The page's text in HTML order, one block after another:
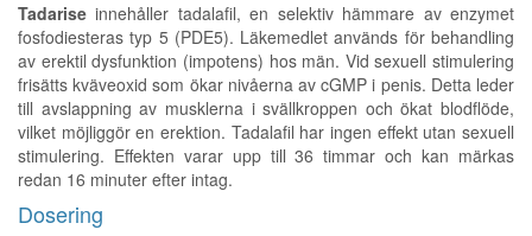
Tadarise innehåller tadalafil, en selektiv hämmare av enzymet
fosfodiesteras typ 5 (PDE5). Läkemedlet används för behandling
av erektil dysfunktion (impotens) hos män. Vid sexuell stimulering
frisätts kväveoxid som ökar nivåerna av cGMP i penis. Detta leder
till avslappning av musklerna i svällkroppen och ökat blodflöde,
vilket möjliggör en erektion. Tadalafil har ingen effekt utan sexuell
stimulering. Effekten varar upp till 36 timmar och kan märkas
redan 16 minuter efter intag.
Dosering